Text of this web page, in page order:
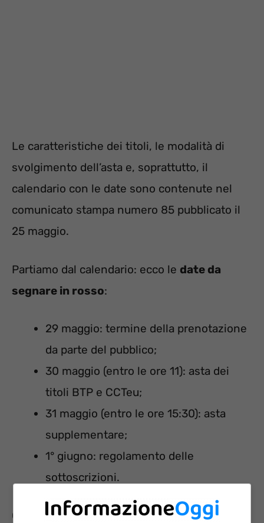
Le caratteristiche dei titoli, le modalità di
svolgimento dell’asta e, soprattutto, il
calendario con le date sono contenute nel
comunicato stampa numero 85 pubblicato il
25 maggio.
Partiamo dal calendario: ecco le date da
segnare in rosso:
29 maggio: termine della prenotazione
da parte del pubblico;
30 maggio (entro le ore 11): asta dei
titoli BTP e CCTeu;
31 maggio (entro le ore 15:30): asta
supplementare;
1° giugno: regolamento delle
sottoscrizioni.
Come sempre il collocamento dei titoli di